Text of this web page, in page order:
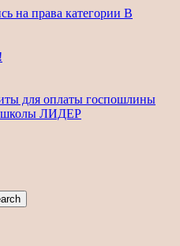
для оплаты госпошлины
ЛИДЕР